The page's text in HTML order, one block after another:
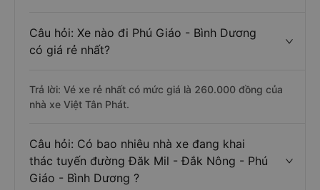
Câu hỏi: Xe nào đi Phú Giáo - Bình Dương
có giá rẻ nhất?
Trả lời: Vé xe rẻ nhất có mức giá là 260.000 đồng của
nhà xe Việt Tân Phát.
Câu hỏi: Có bao nhiêu nhà xe đang khai
thác tuyến đường Đăk Mil - Đắk Nông - Phú
Giáo - Bình Dương ?